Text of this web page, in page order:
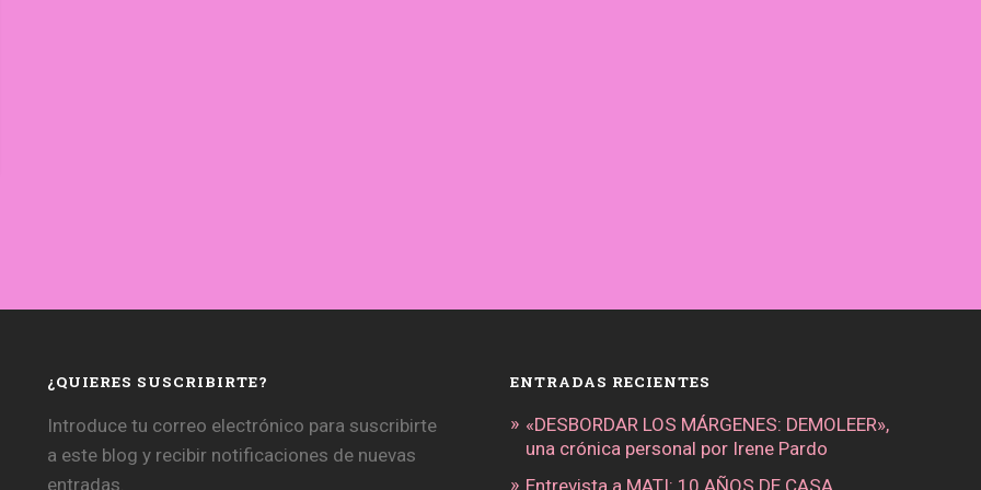
¿QUIERES SUSCRIBIRTE?
Introduce tu correo electrónico para suscribirte
a este blog y recibir notificaciones de nuevas
entradas.
ENTRADAS RECIENTES
«DESBORDAR LOS MÁRGENES: DEMOLEER»,
una crónica personal por Irene Pardo
Entrevista a MATI: 10 AÑOS DE CASA